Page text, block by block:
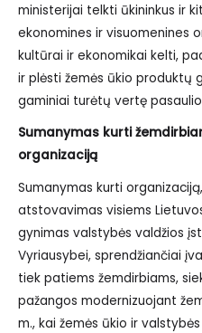
ministerijai telkti ūkininkus ir
ekonomines ir visuomenines
kultūrai ir ekonomikai kelti,
ir plėsti žemės ūkio produktų
gaminiai turėtų vertę
Sumanymas kurti
organizaciją
Sumanymas kurti
atstovavimas visiems
gynimas valstybės valdžios
Vyriausybei, sprendžiančiai
tiek patiems žemdirbiams,
pažangos modernizuojant
m., kai žemės ūkio ir